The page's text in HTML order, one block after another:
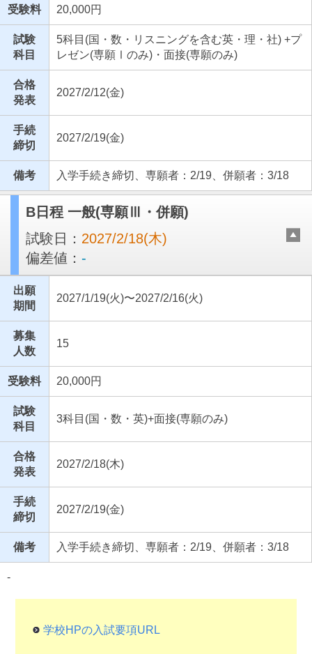
受験料 20,000円
試験
科目
5科目(国・数・リスニングを含む英・理・社) +プ
レゼン(専願Ⅰのみ)・面接(専願のみ)
合格
発表
2027/2/12(金)
手続
締切
2027/2/19(金)
備考 入学手続き締切、専願者：2/19、併願者：3/18
B日程 一般(専願Ⅲ・併願)
試験日： 2027/2/18(木)
偏差値： -
出願
期間
2027/1/19(火)〜2027/2/16(火)
募集
人数
15
受験料 20,000円
試験
科目
3科目(国・数・英)+面接(専願のみ)
合格
発表
2027/2/18(木)
手続
締切
2027/2/19(金)
備考 入学手続き締切、専願者：2/19、併願者：3/18
-
学校HPの入試要項URL